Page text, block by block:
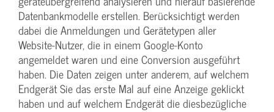
Datenbankmodelle erstellen. Berücksichtigt werden
dabei die Anmeldungen und Gerätetypen aller
Website-Nutzer, die in einem Google-Konto
angemeldet waren und eine Conversion ausgeführt
haben. Die Daten zeigen unter anderem, auf welchem
Endgerät Sie das erste Mal auf eine Anzeige geklickt
haben und auf welchem Endgerät die diesbezügliche